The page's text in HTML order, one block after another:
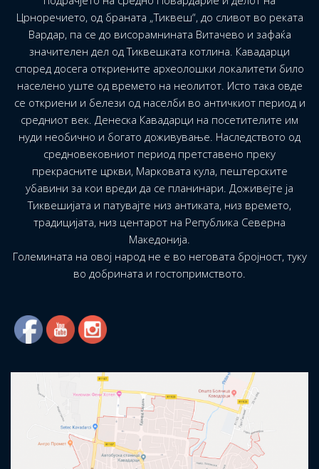
Црноречието, од браната „Тиквеш“, до сливот во реката
Вардар, па се до висорамнината Витачево и зафаќа
значителен дел од Тиквешката котлина. Кавадарци
според досега откриените археолошки локалитети било
населено уште од времето на неолитот. Исто така овде
се откриени и белези од населби во античкиот период и
средниот век. Денеска Кавадарци на посетителите им
нуди необично и богато доживување. Наследството од
средновековниот период претставено преку
прекрасните цркви, Марковата кула, пештерските
убавини за кои вреди да се планинари. Доживејте ја
Тиквешијата и патувајте низ антиката, низ времето,
традицијата, низ центарот на Република Северна
Македонија.
Големината на овој народ не е во неговата бројност, туку
во добрината и гостопримството.